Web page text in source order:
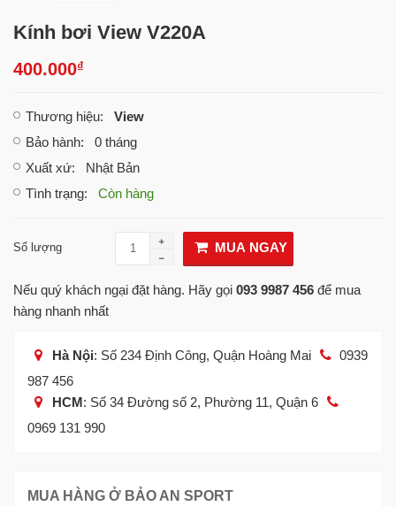
Kính bơi View V220A
400.000₫
Thương hiệu: View
Bảo hành: 0 tháng
Xuất xứ: Nhật Bản
Tình trạng: Còn hàng
Số lượng MUA NGAY
Nếu quý khách ngại đặt hàng. Hãy gọi 093 9987 456 để mua
hàng nhanh nhất
Hà Nội: Số 234 Định Công, Quận Hoàng Mai
0939
987 456
HCM: Số 34 Đường số 2, Phường 11, Quận 6
0969 131 990
MUA HÀNG Ở BẢO AN SPORT